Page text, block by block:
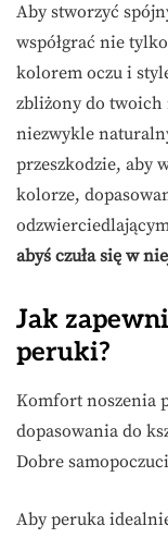
Aby stworzyć
współgrać nie
kolorem oczu i
zbliżony do twoich
niezwykle
przeszkodzie, aby
kolorze,
abyś czuła się w
Jak
peruki?
Komfort noszenia
dopasowania do
Dobre
Aby peruka